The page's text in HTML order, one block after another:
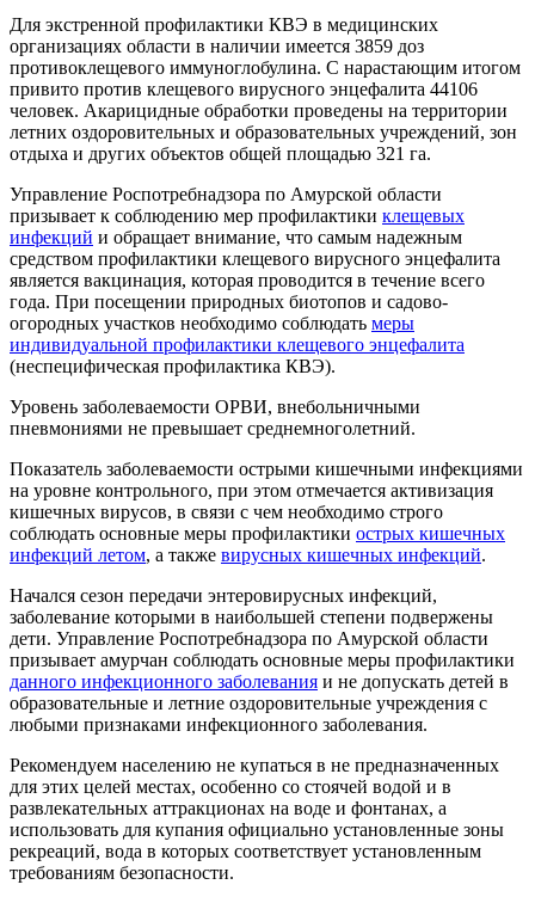
Для экстренной профилактики КВЭ в медицинских
организациях области в наличии имеется 3859 доз
противоклещевого иммуноглобулина. С нарастающим итогом
привито против клещевого вирусного энцефалита 44106
человек. Акарицидные обработки проведены на территории
летних оздоровительных и образовательных учреждений, зон
отдыха и других объектов общей площадью 321 га.
Управление Роспотребнадзора по Амурской области
призывает к соблюдению мер профилактики клещевых
инфекций и обращает внимание, что самым надежным
средством профилактики клещевого вирусного энцефалита
является вакцинация, которая проводится в течение всего
года. При посещении природных биотопов и садово-
огородных участков необходимо соблюдать меры
индивидуальной профилактики клещевого энцефалита
(неспецифическая профилактика КВЭ).
Уровень заболеваемости ОРВИ, внебольничными
пневмониями не превышает среднемноголетний.
Показатель заболеваемости острыми кишечными инфекциями
на уровне контрольного, при этом отмечается активизация
кишечных вирусов, в связи с чем необходимо строго
соблюдать основные меры профилактики острых кишечных
инфекций летом, а также вирусных кишечных инфекций.
Начался сезон передачи энтеровирусных инфекций,
заболевание которыми в наибольшей степени подвержены
дети. Управление Роспотребнадзора по Амурской области
призывает амурчан соблюдать основные меры профилактики
данного инфекционного заболевания и не допускать детей в
образовательные и летние оздоровительные учреждения с
любыми признаками инфекционного заболевания.
Рекомендуем населению не купаться в не предназначенных
для этих целей местах, особенно со стоячей водой и в
развлекательных аттракционах на воде и фонтанах, а
использовать для купания официально установленные зоны
рекреаций, вода в которых соответствует установленным
требованиям безопасности.